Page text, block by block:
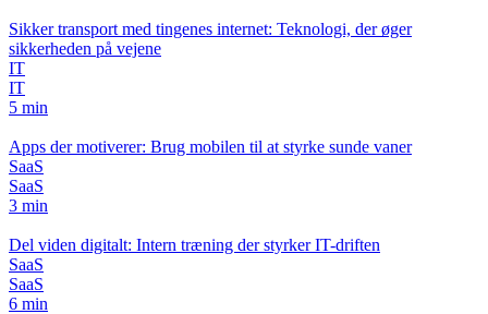
Sikker transport med tingenes internet: Teknologi, der øger
sikkerheden på vejene
IT
IT
5 min
Apps der motiverer: Brug mobilen til at styrke sunde vaner
SaaS
SaaS
3 min
Del viden digitalt: Intern træning der styrker IT-driften
SaaS
SaaS
6 min